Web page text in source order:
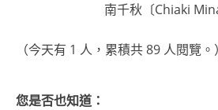
南千秋〔Chiaki
（今天有 1 人，累積共 89 人閱覽。）
您是否也知道：